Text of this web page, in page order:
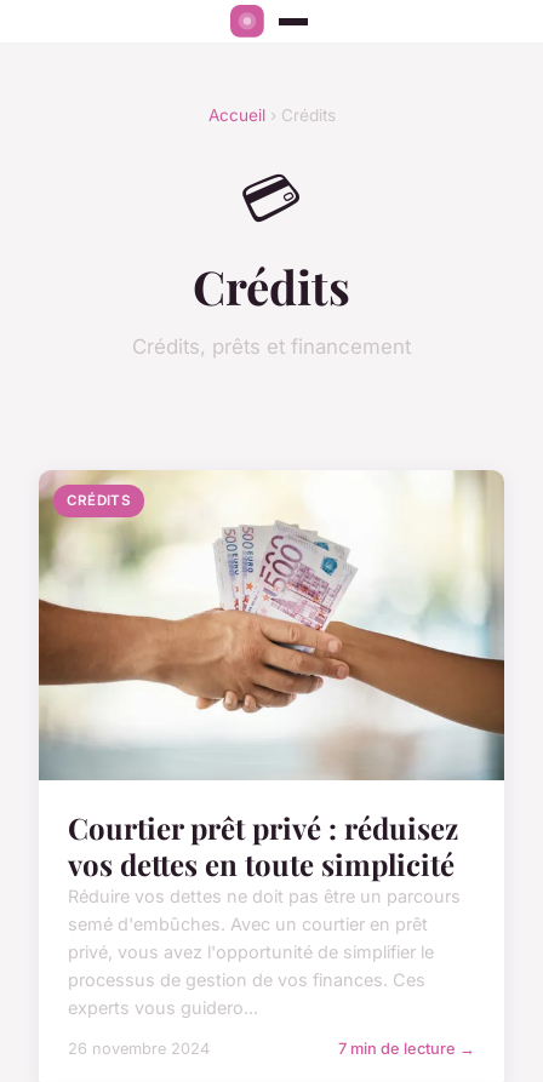
Accueil› Crédits
💳
Crédits
Crédits, prêts et financement
CRÉDITS
Courtier prêt privé : réduisez
vos dettes en toute simplicité
Réduire vos dettes ne doit pas être un parcours
semé d'embûches. Avec un courtier en prêt
privé, vous avez l'opportunité de simplifier le
processus de gestion de vos finances. Ces
experts vous guidero...
26 novembre 2024 7 min de lecture →